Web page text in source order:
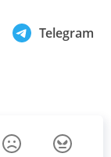
Telegram